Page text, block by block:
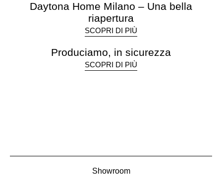
Daytona Home Milano – Una bella
riapertura
SCOPRI DI PIÙ
Produciamo, in sicurezza
SCOPRI DI PIÙ
Showroom